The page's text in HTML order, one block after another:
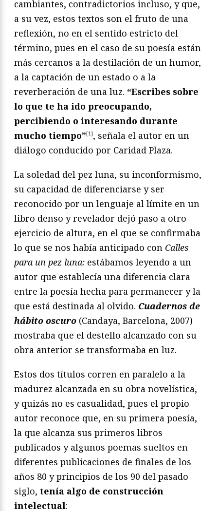
cambiantes, contradictorios incluso, y que,
a su vez, estos textos son el fruto de una
reflexión, no en el sentido estricto del
término, pues en el caso de su poesía están
más cercanos a la destilación de un humor,
a la captación de un estado o a la
reverberación de una luz. “Escribes sobre
lo que te ha ido preocupando,
percibiendo o interesando durante
mucho tiempo”[1], señala el autor en un
diálogo conducido por Caridad Plaza.
La soledad del pez luna, su inconformismo,
su capacidad de diferenciarse y ser
reconocido por un lenguaje al límite en un
libro denso y revelador dejó paso a otro
ejercicio de altura, en el que se confirmaba
lo que se nos había anticipado con Calles
para un pez luna: estábamos leyendo a un
autor que establecía una diferencia clara
entre la poesía hecha para permanecer y la
que está destinada al olvido. Cuadernos de
hábito oscuro (Candaya, Barcelona, 2007)
mostraba que el destello alcanzado con su
obra anterior se transformaba en luz.
Estos dos títulos corren en paralelo a la
madurez alcanzada en su obra novelística,
y quizás no es casualidad, pues el propio
autor reconoce que, en su primera poesía,
la que alcanza sus primeros libros
publicados y algunos poemas sueltos en
diferentes publicaciones de finales de los
años 80 y principios de los 90 del pasado
siglo, tenía algo de construcción
intelectual: